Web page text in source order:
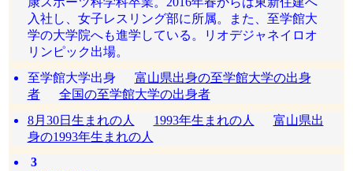
入社し、女子レスリング部に所属。また、至学館大
学の大学院へも進学している。リオデジャネイロオ
リンピック出場。
至学館大学出身 富山県出身の至学館大学の出身
者
全国の至学館大学の出身者
8月30日生まれの人
1993年生まれの人
富山県出
身の1993年生まれの人
3